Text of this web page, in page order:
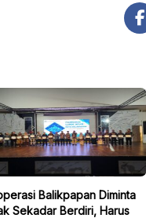
Balikpapan Diminta
Sekadar Berdiri, Harus